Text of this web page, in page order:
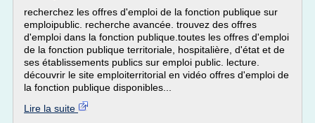
recherchez les offres d'emploi de la fonction publique sur
emploipublic. recherche avancée. trouvez des offres
d'emploi dans la fonction publique.toutes les offres d'emploi
de la fonction publique territoriale, hospitalière, d'état et de
ses établissements publics sur emploi public. lecture.
découvrir le site emploiterritorial en vidéo offres d'emploi de
la fonction publique disponibles...
Lire la suite